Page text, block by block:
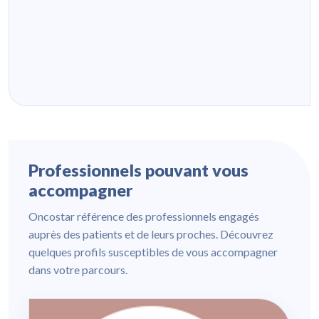
Professionnels pouvant vous
accompagner
Oncostar référence des professionnels engagés
auprès des patients et de leurs proches. Découvrez
quelques profils susceptibles de vous accompagner
dans votre parcours.